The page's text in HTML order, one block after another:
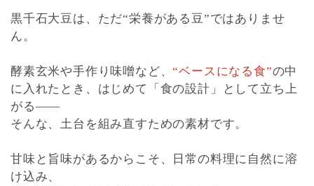
黒千石大豆は、ただ“栄養がある豆”ではありませ
ん。
酵素玄米や手作り味噌など、“ベースになる食”の中
に入れたとき、はじめて「食の設計」として立ち上
がる――
そんな、土台を組み直すための素材です。
甘味と旨味があるからこそ、日常の料理に自然に溶
け込み、